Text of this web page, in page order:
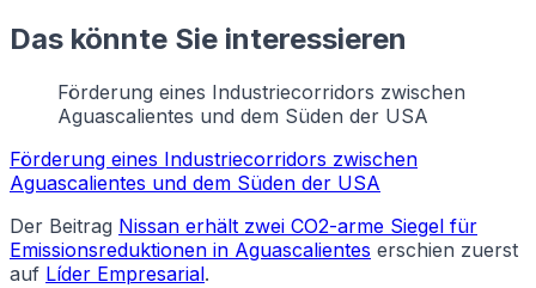
Das könnte Sie interessieren
Förderung eines Industriecorridors zwischen
Aguascalientes und dem Süden der USA
Förderung eines Industriecorridors zwischen
Aguascalientes und dem Süden der USA
Der Beitrag Nissan erhält zwei CO2-arme Siegel für
Emissionsreduktionen in Aguascalientes erschien zuerst
auf Líder Empresarial.